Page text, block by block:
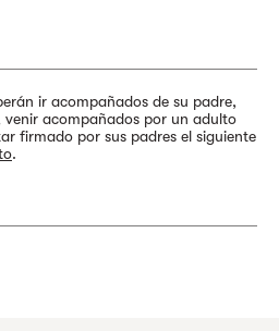
ir acompañados de su padre,
acompañados por un adulto
firmado por sus padres el siguiente
.